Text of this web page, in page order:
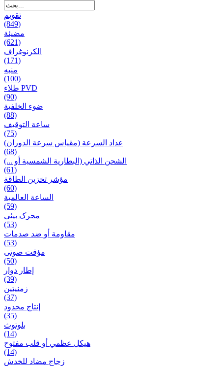
تقويم
(849)
مضيئة
(621)
الكرنوغراف
(171)
منبه
(100)
طلاء PVD
(90)
ضوء الخلفية
(88)
ساعة التوقيف
(75)
عداد السرعة (مقياس سرعة الدوران)
(68)
الشحن الذاتي (البطارية الشمسية أو ...)
(61)
مؤشر تخزين الطاقة
(60)
الساعة العالمية
(59)
محرک بیئی
(53)
مقاومة أو ضد صدمات
(53)
مؤقت صوتی
(50)
إطار دوار
(39)
زمنیتین
(37)
إنتاج محدود
(35)
بلوتوث
(14)
هيكل عظمي أو قلب مفتوح
(14)
زجاج مضاد للخدش